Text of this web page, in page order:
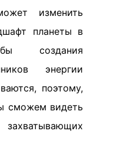
изменить
планеты в
создания
энергии
поэтому,
сможем видеть